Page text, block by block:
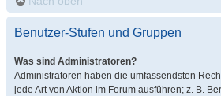
Benutzer-Stufen und Gruppen
Was sind Administratoren?
Administratoren haben die umfassendsten
jede Art von Aktion im Forum ausführen; z. B.